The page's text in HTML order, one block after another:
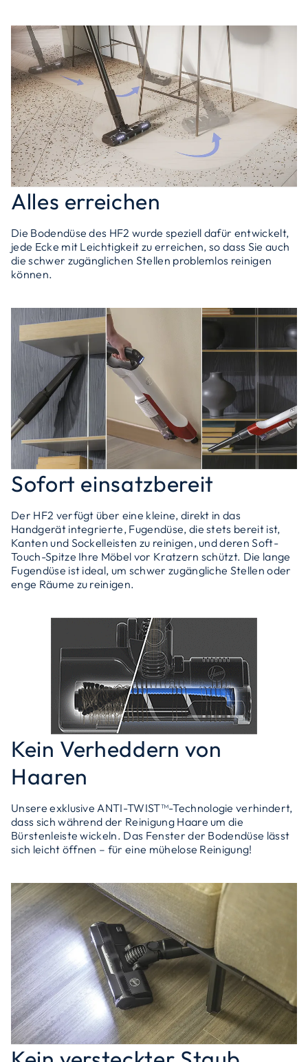
Alles erreichen
Die Bodendüse des HF2 wurde speziell dafür entwickelt,
jede Ecke mit Leichtigkeit zu erreichen, so dass Sie auch
die schwer zugänglichen Stellen problemlos reinigen
können.
Sofort einsatzbereit
Der HF2 verfügt über eine kleine, direkt in das
Handgerät integrierte, Fugendüse, die stets bereit ist,
Kanten und Sockelleisten zu reinigen, und deren Soft-
Touch-Spitze Ihre Möbel vor Kratzern schützt. Die lange
Fugendüse ist ideal, um schwer zugängliche Stellen oder
enge Räume zu reinigen.
Kein Verheddern von
Haaren
Unsere exklusive ANTI-TWIST™-Technologie verhindert,
dass sich während der Reinigung Haare um die
Bürstenleiste wickeln. Das Fenster der Bodendüse lässt
sich leicht öffnen – für eine mühelose Reinigung!